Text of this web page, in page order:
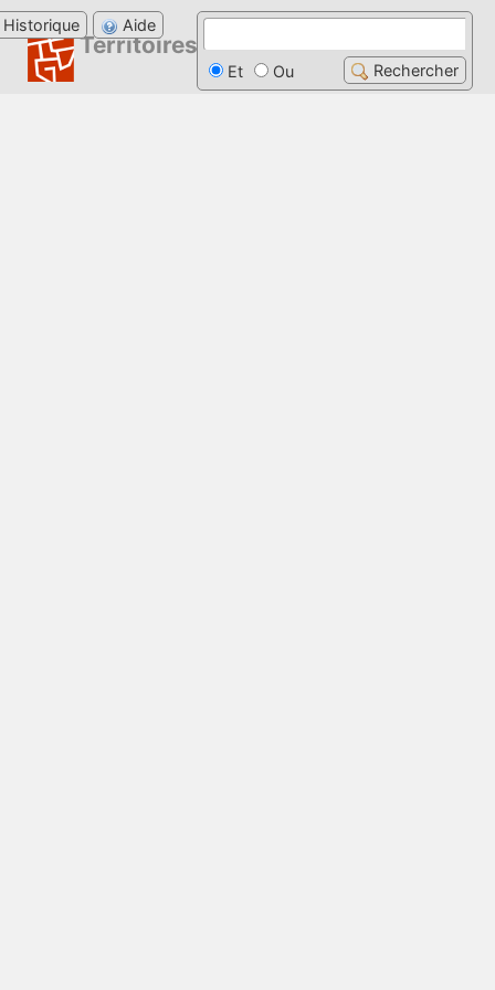
Historique Aide
Et Ou Rechercher
Territoires, villes et gouvernance